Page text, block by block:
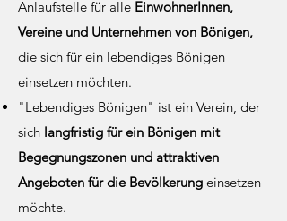
Anlaufstelle für alle EinwohnerInnen,
Vereine und Unternehmen von Bönigen,
die sich für ein lebendiges Bönigen
einsetzen möchten.
"Lebendiges Bönigen" ist ein Verein, der
sich langfristig für ein Bönigen mit
Begegnungszonen und attraktiven
Angeboten für die Bevölkerung einsetzen
möchte.